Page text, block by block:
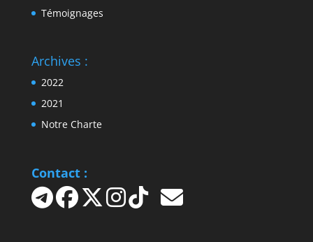
Témoignages
Archives :
2022
2021
Notre Charte
Contact :